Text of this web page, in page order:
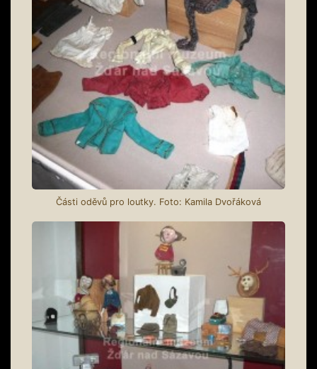
Části oděvů pro loutky. Foto: Kamila Dvořáková